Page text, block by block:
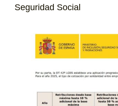
Seguridad Social